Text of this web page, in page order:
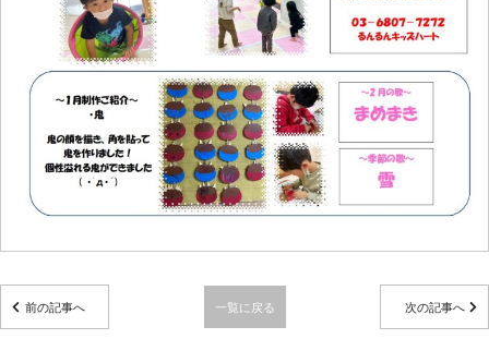
前の記事へ 一覧に戻る 次の記事へ